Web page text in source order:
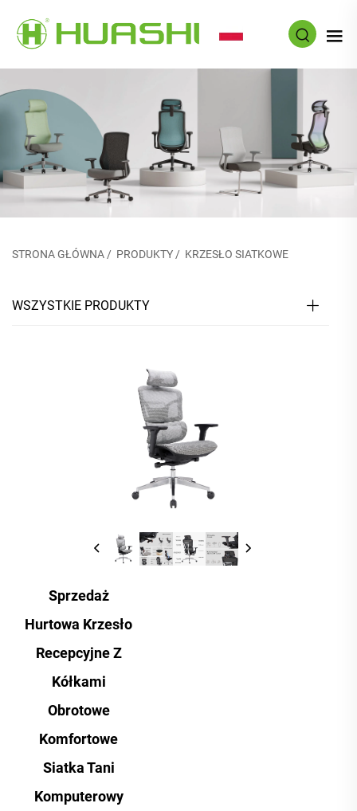
STRONA GŁÓWNA / PRODUKTY / KRZESŁO SIATKOWE
WSZYSTKIE PRODUKTY
Sprzedaż
Hurtowa Krzesło
Recepcyjne Z
Kółkami
Obrotowe
Komfortowe
Siatka Tani
Komputerowy